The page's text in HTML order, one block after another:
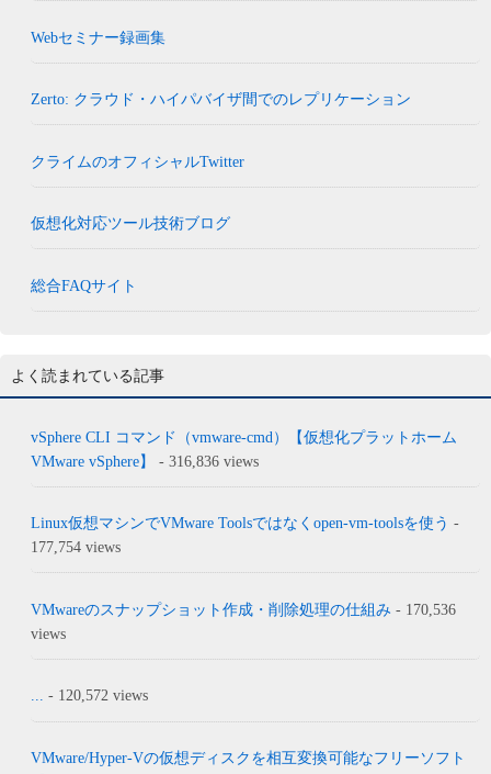
Webセミナー録画集
Zerto: クラウド・ハイパバイザ間でのレプリケーション
クライムのオフィシャルTwitter
仮想化対応ツール技術ブログ
総合FAQサイト
よく読まれている記事
vSphere CLI コマンド（vmware-cmd）【仮想化プラットホーム
VMware vSphere】
- 316,836 views
Linux仮想マシンでVMware Toolsではなくopen-vm-toolsを使う -
177,754 views
VMwareのスナップショット作成・削除処理の仕組み - 170,536
views
... - 120,572 views
VMware/Hyper-Vの仮想ディスクを相互変換可能なフリーソフト